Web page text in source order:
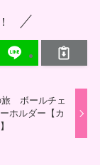
旅 ボールチェ
ホルダー【カ